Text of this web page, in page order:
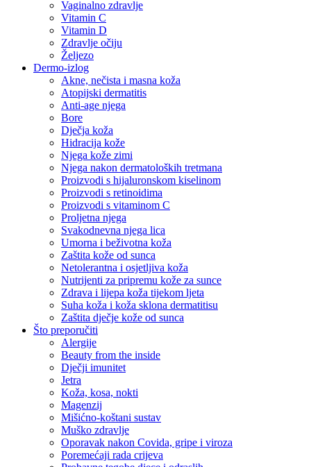
Vaginalno zdravlje
Vitamin C
Vitamin D
Zdravlje očiju
Željezo
Dermo-izlog
Akne, nečista i masna koža
Atopijski dermatitis
Anti-age njega
Bore
Dječja koža
Hidracija kože
Njega kože zimi
Njega nakon dermatoloških tretmana
Proizvodi s hijaluronskom kiselinom
Proizvodi s retinoidima
Proizvodi s vitaminom C
Proljetna njega
Svakodnevna njega lica
Umorna i beživotna koža
Zaštita kože od sunca
Netolerantna i osjetljiva koža
Nutrijenti za pripremu kože za sunce
Zdrava i lijepa koža tijekom ljeta
Suha koža i koža sklona dermatitisu
Zaštita dječje kože od sunca
Što preporučiti
Alergije
Beauty from the inside
Dječji imunitet
Jetra
Koža, kosa, nokti
Magenzij
Mišićno-koštani sustav
Muško zdravlje
Oporavak nakon Covida, gripe i viroza
Poremećaji rada crijeva